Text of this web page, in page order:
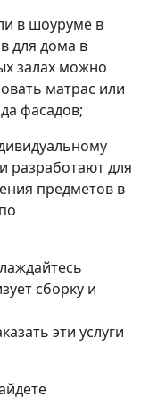
в шоуруме в
для дома в
залах можно
матрас или
фасадов;
разработают для
предметов в
сборку и
эти услуги